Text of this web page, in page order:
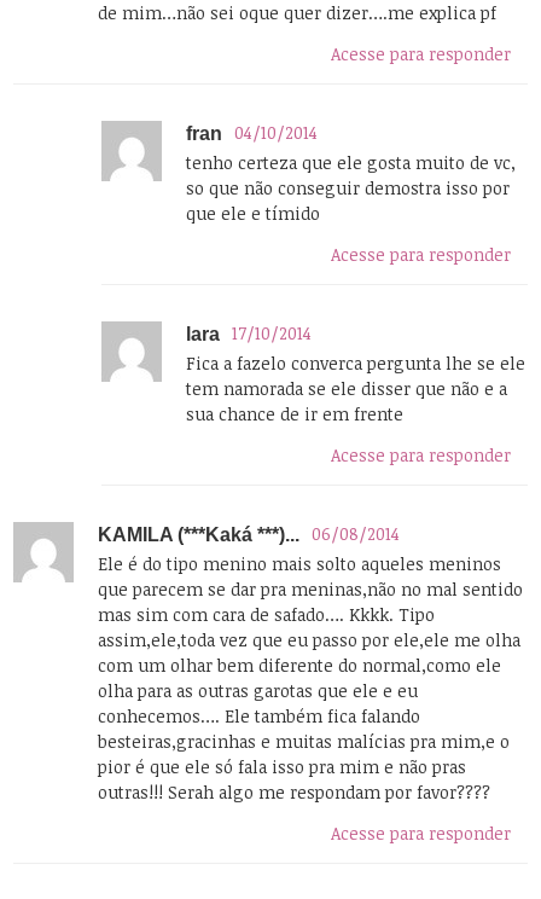
de mim…não sei oque quer dizer….me explica pf
Acesse para responder
fran
04/10/2014
tenho certeza que ele gosta muito de vc,
so que não conseguir demostra isso por
que ele e tímido
Acesse para responder
lara
17/10/2014
Fica a fazelo converca pergunta lhe se ele
tem namorada se ele disser que não e a
sua chance de ir em frente
Acesse para responder
KAMILA (***Kaká ***)...
06/08/2014
Ele é do tipo menino mais solto aqueles meninos
que parecem se dar pra meninas,não no mal sentido
mas sim com cara de safado…. Kkkk. Tipo
assim,ele,toda vez que eu passo por ele,ele me olha
com um olhar bem diferente do normal,como ele
olha para as outras garotas que ele e eu
conhecemos…. Ele também fica falando
besteiras,gracinhas e muitas malícias pra mim,e o
pior é que ele só fala isso pra mim e não pras
outras!!! Serah algo me respondam por favor????
Acesse para responder